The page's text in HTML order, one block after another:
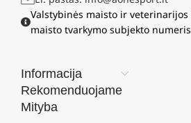
Valstybinės maisto ir
maisto tvarkymo subjekto
Informacija
Rekomenduojame
Mityba